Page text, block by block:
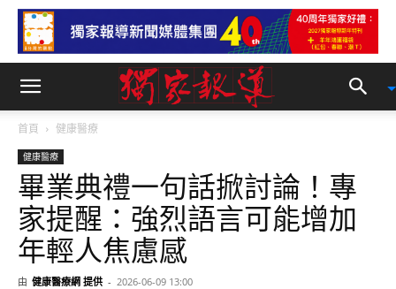
首頁 健康醫療
健康醫療
畢業典禮一句話掀討論！專
家提醒：強烈語言可能增加
年輕人焦慮感
由 健康醫療網 提供 - 2026-06-09 13:00